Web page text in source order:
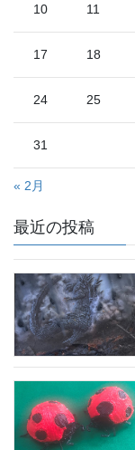
10 11
17 18
24 25
31
« 2月
最近の投稿